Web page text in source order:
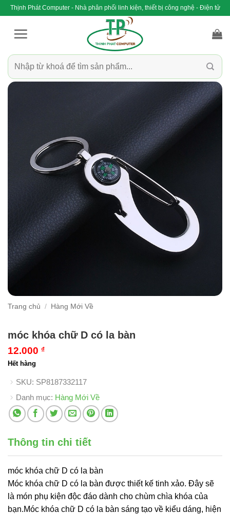
qua
Thịnh Phát Computer - Nhà phân phối linh kiện, thiết bị công nghệ - Điện tử
Tìm
kiếm:
Trang chủ / Hàng Mới Về
móc khóa chữ D có la bàn
12.000 ₫
Hết hàng
SKU: SP8187332117
Danh mục: Hàng Mới Về
Thông tin chi tiết
móc khóa chữ D có la bàn
Móc khóa chữ D có la bàn được thiết kế tinh xảo. Đây sẽ
là món phụ kiện độc đáo dành cho chùm chìa khóa của
bạn.Móc khóa chữ D có la bàn sáng tạo về kiểu dáng, hiện